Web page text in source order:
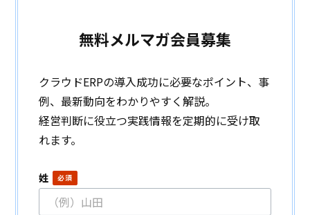
無料メルマガ会員募集
クラウドERPの導入成功に必要なポイント、事
例、最新動向をわかりやすく解説。
経営判断に役立つ実践情報を定期的に受け取
れます。
姓